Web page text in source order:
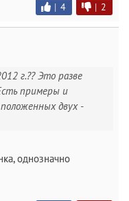
| 4 | 2
г.?? Это разве
примеры и
двух -
однозначно